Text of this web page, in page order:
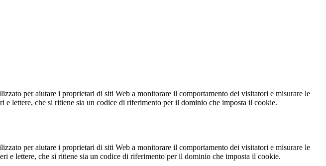
per aiutare i proprietari di siti Web a monitorare il comportamento dei visitatori e misurare le
lettere, che si ritiene sia un codice di riferimento per il dominio che imposta il cookie.
per aiutare i proprietari di siti Web a monitorare il comportamento dei visitatori e misurare le
e lettere, che si ritiene sia un codice di riferimento per il dominio che imposta il cookie.